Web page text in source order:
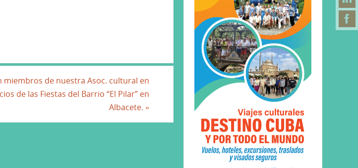
miembros de nuestra Asoc. cultural en
de las Fiestas del Barrio “El Pilar” en
Albacete. »